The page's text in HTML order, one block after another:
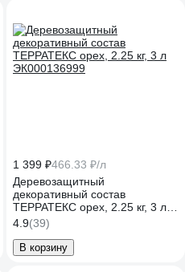
1 399 ₽466.33 ₽/л
Деревозащитный
декоративный состав
ТЕРРАТЕКС орех, 2.25 кг, 3 л
ЭК000136999
4.9(39)
В корзину